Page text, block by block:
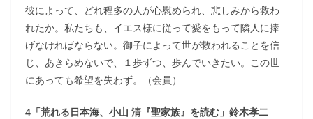
彼によって、どれ程多の人が心慰められ、悲しみから救わ
れたか。私たちも、イエス様に従って愛をもって隣人に捧
げなければならない。御子によって世が救われることを信
じ、あきらめないで、１歩ずつ、歩んでいきたい。この世
にあっても希望を失わず。（会員）
4「荒れる日本海、小山 清『聖家族』を読む」鈴木孝二